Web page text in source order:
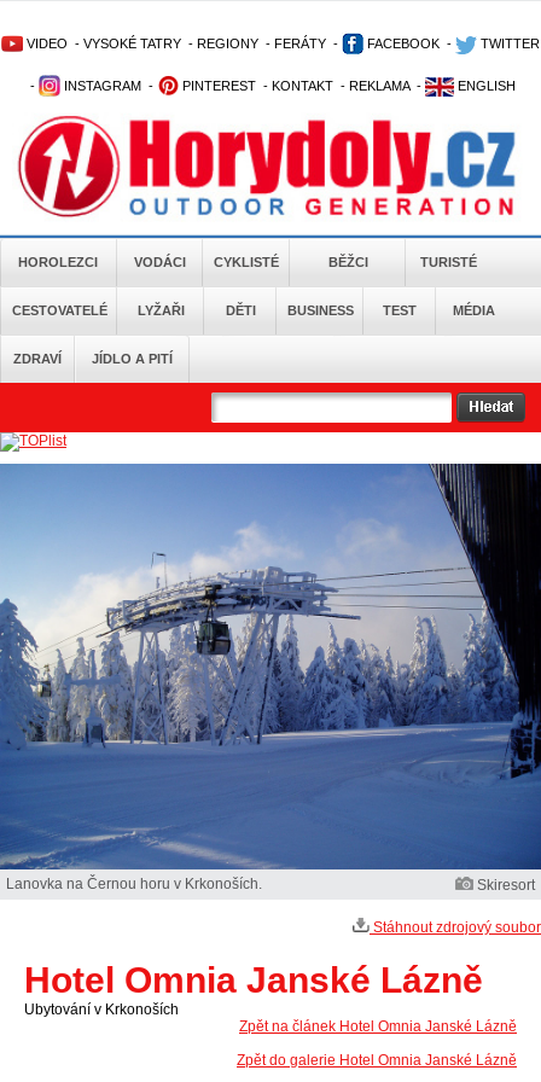
VIDEO - VYSOKÉ TATRY - REGIONY - FERÁTY - FACEBOOK - TWITTER
- INSTAGRAM - PINTEREST - KONTAKT - REKLAMA - ENGLISH
HOROLEZCI VODÁCI CYKLISTÉ BĚŽCI TURISTÉ
CESTOVATELÉ LYŽAŘI DĚTI BUSINESS TEST MÉDIA
ZDRAVÍ JÍDLO A PITÍ
Lanovka na Černou horu v Krkonoších. Skiresort
Stáhnout zdrojový soubor
Hotel Omnia Janské Lázně
Ubytování v Krkonoších
Zpět na článek Hotel Omnia Janské Lázně
Zpět do galerie Hotel Omnia Janské Lázně